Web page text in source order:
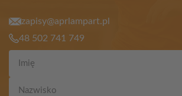
zapisy@aprlampart.pl
48 502 741 749